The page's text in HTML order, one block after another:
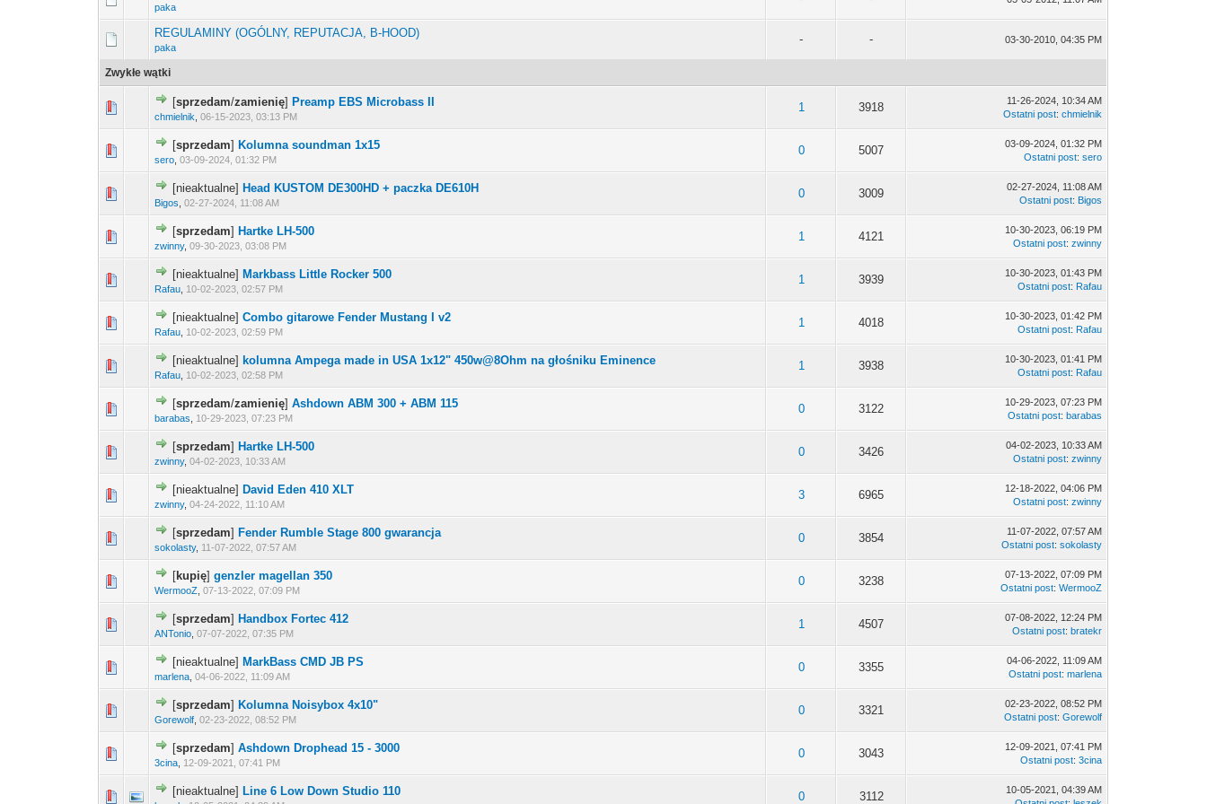
paka
REGULAMINY (OGÓLNY, REPUTACJA, B-HOOD)
paka
- - 03-30-2010, 04:35 PM
Zwykłe wątki
[sprzedam/zamienię] Preamp EBS Microbass II
chmielnik ,06-15-2023, 03:13 PM
1 3918
11-26-2024, 10:34 AM
Ostatni post:chmielnik
[sprzedam] Kolumna soundman 1x15
sero ,03-09-2024, 01:32 PM
0 5007
03-09-2024, 01:32 PM
Ostatni post:sero
[nieaktualne] Head KUSTOM DE300HD + paczka DE610H
Bigos ,02-27-2024, 11:08 AM
0 3009
02-27-2024, 11:08 AM
Ostatni post: Bigos
[sprzedam] Hartke LH-500
zwinny,09-30-2023, 03:08 PM
1 4121
10-30-2023, 06:19 PM
Ostatni post:zwinny
[nieaktualne] Markbass Little Rocker 500
Rafau 10-02-2023, 02:57 PM
1 3939
10-30-2023, 01:43 PM
Ostatni post: Rafau
[nieaktualne]Combo gitarowe Fender Mustang I v2
Rafau 10-02-2023, 02:59 PM
1 4018
10-30-2023, 01:42 PM
Ostatni post: Rafau
[nieaktualne] kolumna Ampega made in USA 1x12" 450w@8Ohm na głośniku Eminence
Rafau 10-02-2023, 02:58 PM
1 3938
10-30-2023, 01:41 PM
Ostatni post: Rafau
[sprzedam/zamienię]Ashdown ABM 300 + ABM 115
barabas 10-29-2023, 07:23 PM
0 3122
10-29-2023, 07:23 PM
Ostatni post:barabas
[sprzedam] Hartke LH-500
zwinny,04-02-2023, 10:33 AM
0 3426
04-02-2023, 10:33 AM
Ostatni post:zwinny
[nieaktualne] David Eden 410 XLT
zwinny,04-24-2022, 11:10 AM
3 6965
12-18-2022, 04:06 PM
Ostatni post:zwinny
[sprzedam] Fender Rumble Stage 800 gwarancja
sokolasty, 11-07-2022, 07:57 AM
0 3854
11-07-2022, 07:57 AM
Ostatni post:sokolasty
[kupię]genzler magellan 350
WermooZ ,07-13-2022, 07:09 PM
0 3238
07-13-2022, 07:09 PM
Ostatni post:WermooZ
[sprzedam] Handbox Fortec 412
ANTonio ,07-07-2022, 07:35 PM
1 4507
07-08-2022, 12:24 PM
Ostatni post:bratekr
[nieaktualne] MarkBass CMD JB PS
marlena ,04-06-2022, 11:09 AM
0 3355
04-06-2022, 11:09 AM
Ostatni post:marlena
[sprzedam] Kolumna Noisybox 4x10"
Gorewolf ,02-23-2022, 08:52 PM
0 3321
02-23-2022, 08:52 PM
Ostatni post:Gorewolf
[sprzedam]Ashdown Drophead 15 - 3000
3cina 12-09-2021, 07:41 PM
0 3043
12-09-2021, 07:41 PM
Ostatni post:3cina
[nieaktualne] Line 6 Low Down Studio 110 0 3112
10-05-2021, 04:39 AM